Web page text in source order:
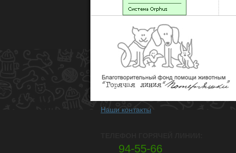
Наши контакты
94-55-66